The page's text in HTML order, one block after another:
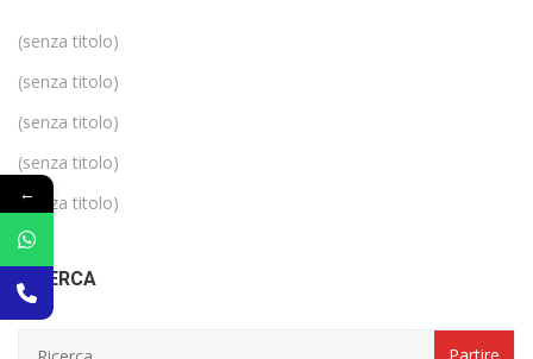
(senza titolo)
(senza titolo)
(senza titolo)
(senza titolo)
(senza titolo)
RICERCA
←